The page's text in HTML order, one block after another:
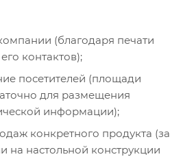
(благодаря печати
контактов);
посетителей (площади
для размещения
информации);
конкретного продукта (за
на настольной конструкции